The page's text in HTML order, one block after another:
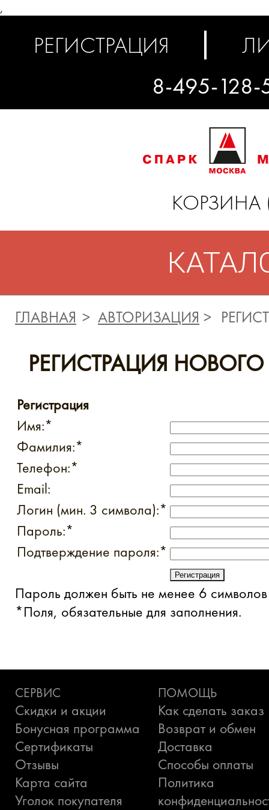
,
РЕГИСТРАЦИЯ
8-495-128-
КОРЗИНА
ГЛАВНАЯ АВТОРИЗАЦИЯ
РЕГИСТРАЦИЯ
Регистрация
Имя:*
Фамилия:*
Телефон:*
Email:
Логин (мин. 3 символа):*
Пароль:*
Подтверждение пароля:*
Пароль должен быть не менее 6
*Поля, обязательные для заполнения.
СЕРВИС
Скидки и акции
Бонусная программа
Сертификаты
Отзывы
Карта сайта
Уголок покупателя
ПОМОЩЬ
Как сделать заказ
Возврат и обмен
Доставка
Способы оплаты
Политика